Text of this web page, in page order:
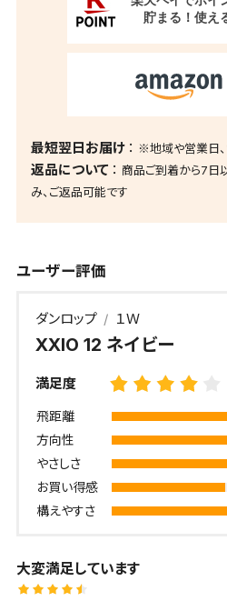
最短翌日お届け ※地域や営業日
返品について
商品ご到着から7日
み、ご返品可能です
ユーザー評価
ダンロップ １Ｗ
XXIO 12 ネイビー
満足度
飛距離
方向性
やさしさ
お買い得感
構えやすさ
大変満足しています